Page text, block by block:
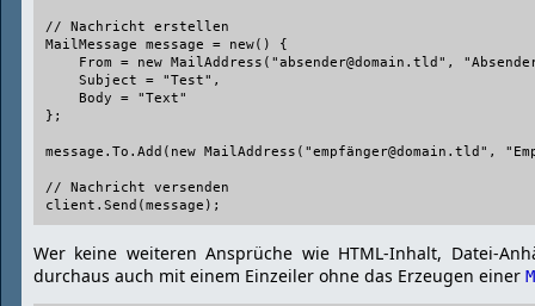
// Nachricht erstellen
MailMessage message = new() {
From = new MailAddress("absender@domain.tld",
    Subject = "Test",
    Body = "Text"
};
message.To.Add(new MailAddress("empfänger@domain.tld",
// Nachricht versenden
Wer keine weiteren Ansprüche wie HTML-Inhalt, Datei-
durchaus auch mit einem Einzeiler ohne das Erzeugen einer